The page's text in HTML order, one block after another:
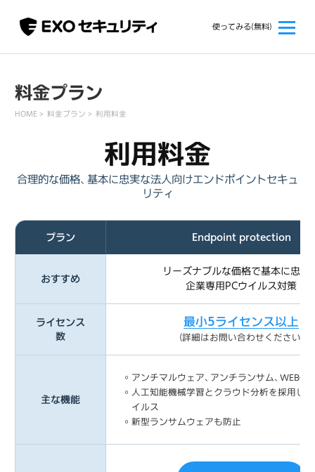
使ってみる(無料)
料金プラン
HOME 料金プラン 利用料金
利用料金
合理的な価格、基本に忠実な法人向けエンドポイントセキュ
リティ
プラン Endpoint protection
おすすめ
リーズナブルな価格で基本に忠実
企業専用PCウイルス対策
ライセンス
数
最小5ライセンス以上
(詳細はお問い合わせください)
主な機能
アンチマルウェア、アンチランサム、WEB保
人工知能機械学習とクラウド分析を採用し
イルス
新型ランサムウェアも防止